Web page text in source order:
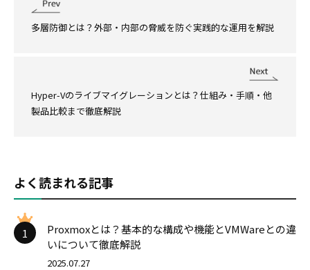
多層防御とは？外部・内部の脅威を防ぐ実践的な運用を解説
Hyper-Vのライブマイグレーションとは？仕組み・手順・他
製品比較まで徹底解説
よく読まれる記事
1
Proxmoxとは？基本的な構成や機能とVMWareとの違
いについて徹底解説
2025.07.27